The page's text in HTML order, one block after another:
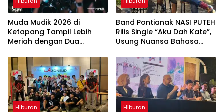
Muda Mudik 2026 di
Ketapang Tampil Lebih
Meriah dengan Dua
Band Pontianak NASI PUTEH
Rilis Single “Aku Dah Kate”,
Usung Nuansa Bahasa
Hiburan Hiburan